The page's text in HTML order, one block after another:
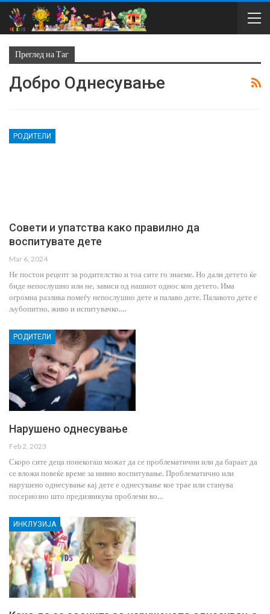
Преглед на Таг
Добро Однесување
РОДИТЕЛИ
Совети и упатства како правилно да
воспитувате дете
Mar 6, 2024
Не постои рецепт за родителство и тоа сите го знаеме. Но дали детето ќе
биде непослушно или не, зависи од нашиот однос кон детето. Има
огромна разлика помеѓу непослушно дете и палаво дете. Палавото дете е
љубопитно, живо и испитувачко.…
РОДИТЕЛИ
Нарушено однесување
Feb 2, 2023
Скоро сите деца понекогаш можат да се проблематични или да бараат да
се вложи повеќе време за нивно воспитување. Проблематично или
нарушено однесување кај дете е однесување кое трае или станува
посериозно што предизвикува проблеми во…
ИНКЛУЗИЈА